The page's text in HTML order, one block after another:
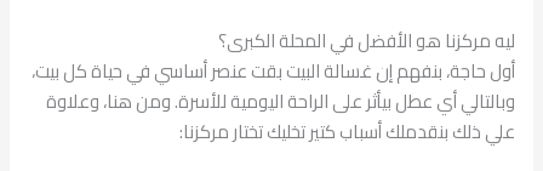
ليه مركزنا هو الأفضل في المحلة الكبرى؟
أول حاجة، بنفهم إن غسالة البيت بقت عنصر أساسي في حياة كل بيت،
وبالتالي أي عطل بيأثر على الراحة اليومية للأسرة. ومن هنا، وعلاوة
علي ذلك بنقدملك أسباب كتير تخليك تختار مركزنا: